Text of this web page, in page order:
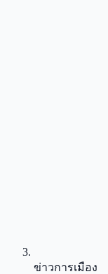
ข่าวการเมือง